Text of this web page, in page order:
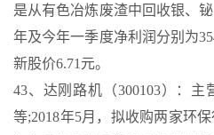
是从有色冶炼废渣中回收银、
年及今年一季度净利润分别为
新股价6.71元。
43、达刚路机（300103）：
等;2018年5月，拟收购两家环